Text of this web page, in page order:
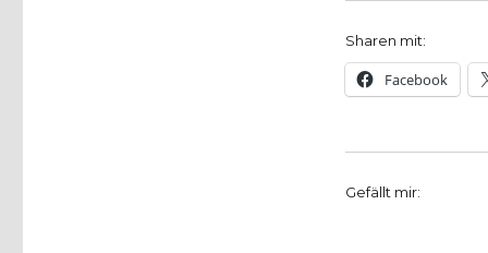
Sharen mit:
Facebook
Gefällt mir: